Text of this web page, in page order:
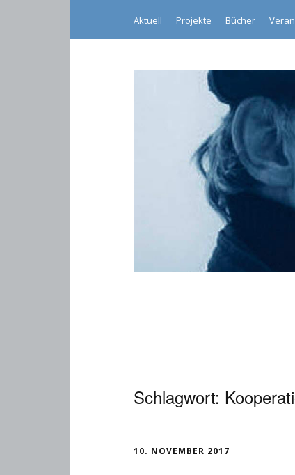
Aktuell Projekte Bücher
Schlagwort:
10. NOVEMBER 2017